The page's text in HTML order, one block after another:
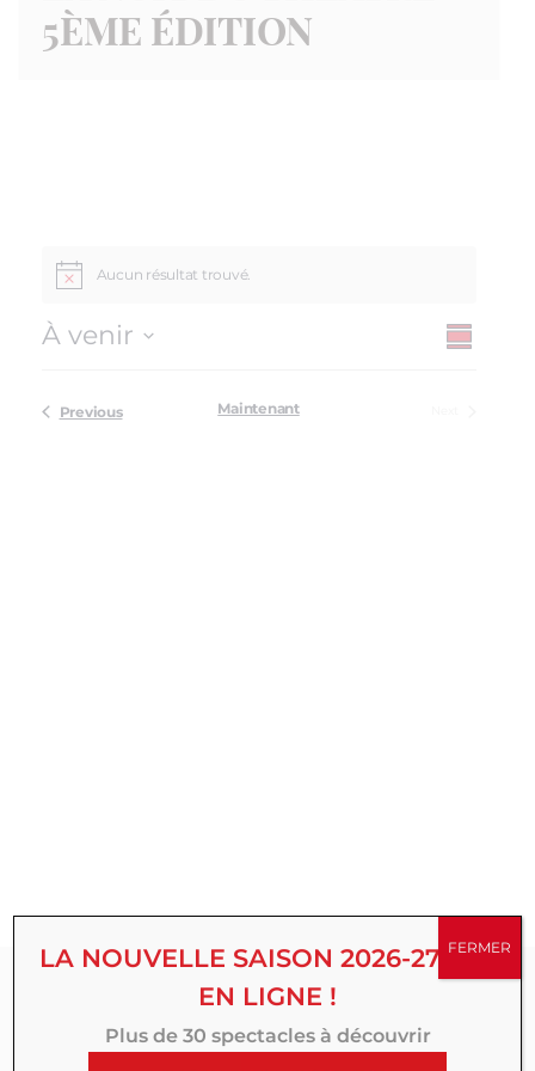
5ÈME ÉDITION
Aucun résultat trouvé.
À venir
PreviousÉvènements Maintenant
Abonnez-vous à
LA NOUVELLE SAISON 2026-27 EST
EN LIGNE !
Plus de 30 spectacles à découvrir
FERMER